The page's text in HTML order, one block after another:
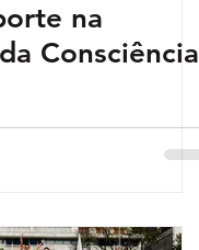
na
Consciência